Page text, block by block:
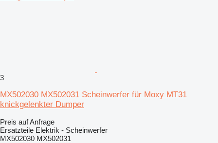
3
MX502030 MX502031 Scheinwerfer für Moxy MT31
knickgelenkter Dumper
Preis auf Anfrage
Ersatzteile Elektrik - Scheinwerfer
MX502030 MX502031